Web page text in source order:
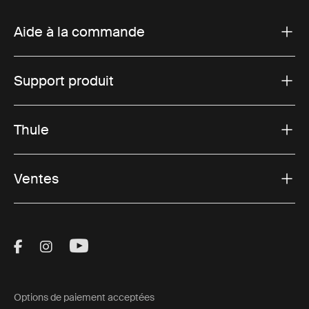
Aide à la commande
Support produit
Thule
Ventes
Visit Thule on Facebook (external link)
Visit Thule on Instagram (external link)
Visit Thule on Youtube (external
Options de paiement acceptées